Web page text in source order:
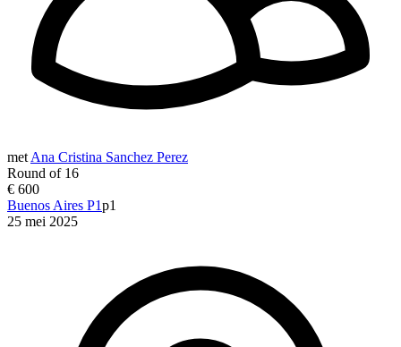
met Ana Cristina Sanchez Perez
Round of 16
€ 600
Buenos Aires P1p1
25 mei 2025